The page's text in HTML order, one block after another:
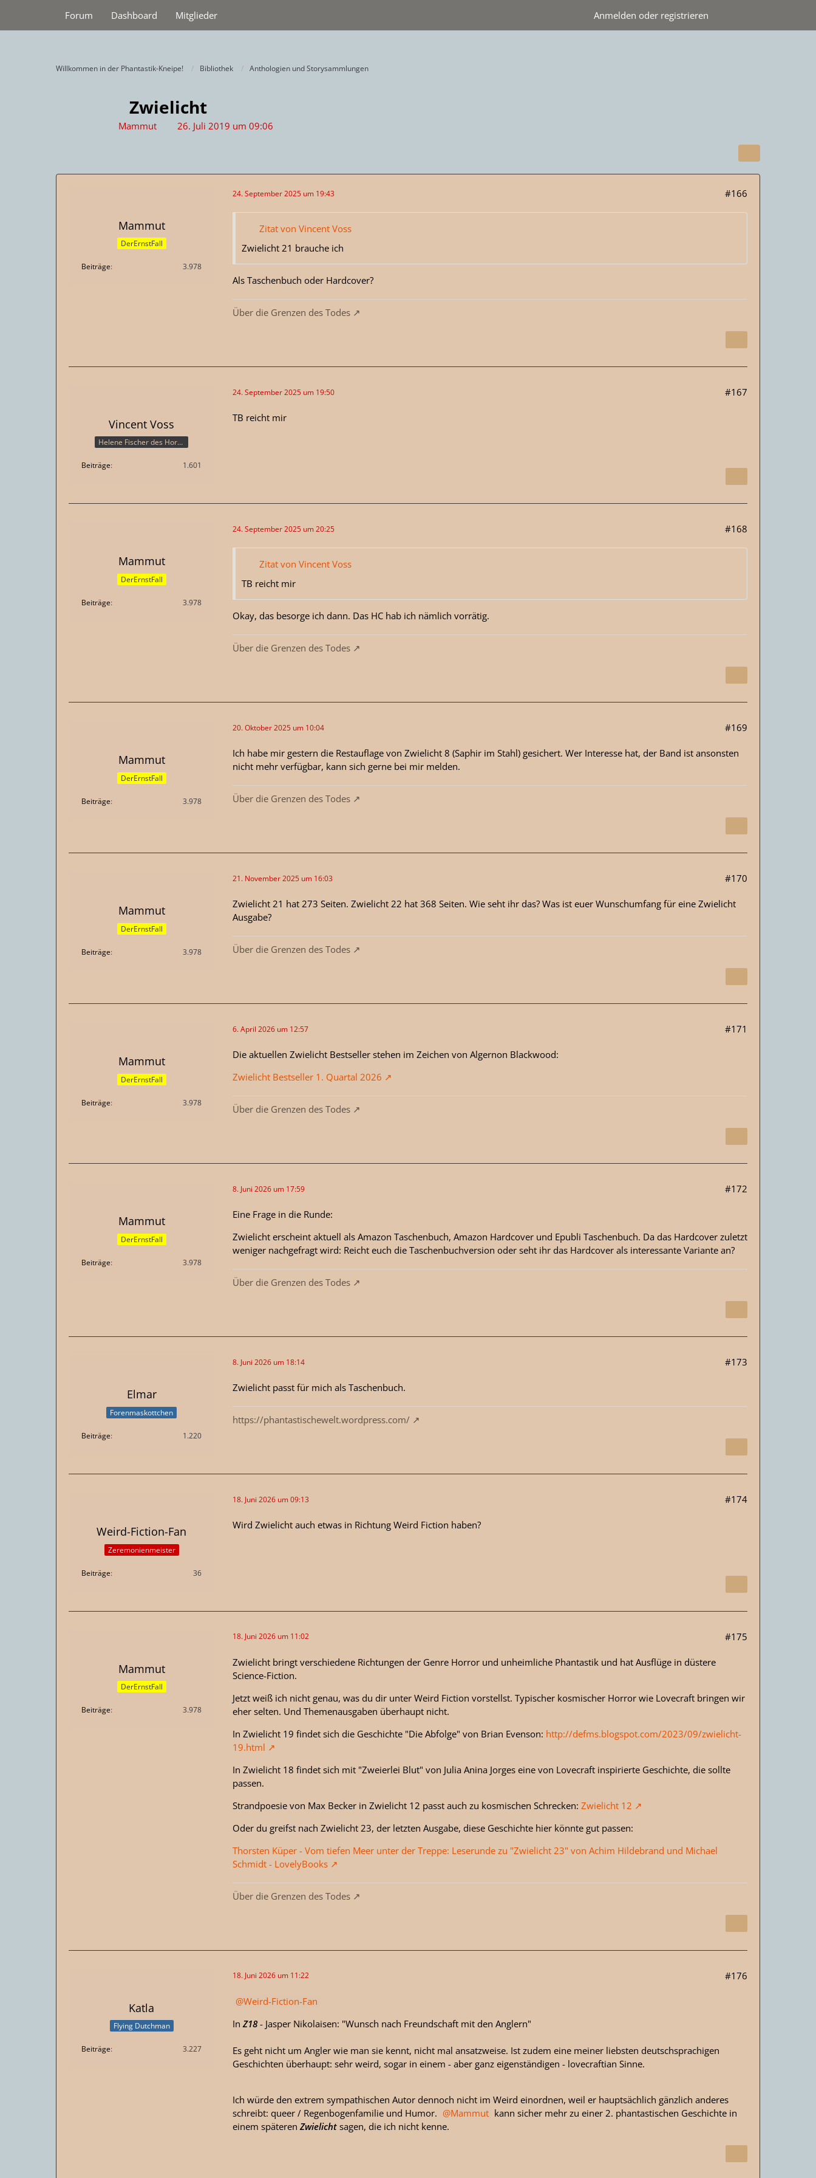
Forum Dashboard Mitglieder Anmelden oder registrieren
Willkommen in der Phantastik-Kneipe! Bibliothek Anthologien und Storysammlungen
Zwielicht
Mammut 26. Juli 2019 um 09:06
Mammut
DerErnstFall
Beiträge 3.978
24. September 2025 um 19:43 #166
Zitat von Vincent Voss
Zwielicht 21 brauche ich
Als Taschenbuch oder Hardcover?
Über die Grenzen des Todes
Vincent Voss
Helene Fischer des Horrors
Beiträge 1.601
24. September 2025 um 19:50 #167
TB reicht mir
Mammut
DerErnstFall
Beiträge 3.978
24. September 2025 um 20:25 #168
Zitat von Vincent Voss
TB reicht mir
Okay, das besorge ich dann. Das HC hab ich nämlich vorrätig.
Über die Grenzen des Todes
Mammut
DerErnstFall
Beiträge 3.978
20. Oktober 2025 um 10:04 #169
Ich habe mir gestern die Restauflage von Zwielicht 8 (Saphir im Stahl) gesichert. Wer Interesse hat, der Band ist ansonsten
nicht mehr verfügbar, kann sich gerne bei mir melden.
Über die Grenzen des Todes
Mammut
DerErnstFall
Beiträge 3.978
21. November 2025 um 16:03 #170
Zwielicht 21 hat 273 Seiten. Zwielicht 22 hat 368 Seiten. Wie seht ihr das? Was ist euer Wunschumfang für eine Zwielicht
Ausgabe?
Über die Grenzen des Todes
Mammut
DerErnstFall
Beiträge 3.978
6. April 2026 um 12:57 #171
Die aktuellen Zwielicht Bestseller stehen im Zeichen von Algernon Blackwood:
Zwielicht Bestseller 1. Quartal 2026
Über die Grenzen des Todes
Mammut
DerErnstFall
Beiträge 3.978
8. Juni 2026 um 17:59 #172
Eine Frage in die Runde:
Zwielicht erscheint aktuell als Amazon Taschenbuch, Amazon Hardcover und Epubli Taschenbuch. Da das Hardcover zuletzt
weniger nachgefragt wird: Reicht euch die Taschenbuchversion oder seht ihr das Hardcover als interessante Variante an?
Über die Grenzen des Todes
Elmar
Forenmaskottchen
Beiträge 1.220
8. Juni 2026 um 18:14 #173
Zwielicht passt für mich als Taschenbuch.
https://phantastischewelt.wordpress.com/
Weird-Fiction-Fan
Zeremonienmeister
Beiträge 36
18. Juni 2026 um 09:13 #174
Wird Zwielicht auch etwas in Richtung Weird Fiction haben?
Mammut
DerErnstFall
Beiträge 3.978
18. Juni 2026 um 11:02 #175
Zwielicht bringt verschiedene Richtungen der Genre Horror und unheimliche Phantastik und hat Ausflüge in düstere
Science-Fiction.
Jetzt weiß ich nicht genau, was du dir unter Weird Fiction vorstellst. Typischer kosmischer Horror wie Lovecraft bringen wir
eher selten. Und Themenausgaben überhaupt nicht.
In Zwielicht 19 findet sich die Geschichte "Die Abfolge" von Brian Evenson: http://defms.blogspot.com/2023/09/zwielicht-
19.html
In Zwielicht 18 findet sich mit "Zweierlei Blut" von Julia Anina Jorges eine von Lovecraft inspirierte Geschichte, die sollte
passen.
Strandpoesie von Max Becker in Zwielicht 12 passt auch zu kosmischen Schrecken: Zwielicht 12
Oder du greifst nach Zwielicht 23, der letzten Ausgabe, diese Geschichte hier könnte gut passen:
Thorsten Küper - Vom tiefen Meer unter der Treppe: Leserunde zu "Zwielicht 23" von Achim Hildebrand und Michael
Schmidt - LovelyBooks
Über die Grenzen des Todes
Katla
Flying Dutchman
Beiträge 3.227
18. Juni 2026 um 11:22 #176
Weird-Fiction-Fan
In Z18- Jasper Nikolaisen: "Wunsch nach Freundschaft mit den Anglern"
Es geht nicht um Angler wie man sie kennt, nicht mal ansatzweise. Ist zudem eine meiner liebsten deutschsprachigen
Geschichten überhaupt: sehr weird, sogar in einem - aber ganz eigenständigen - lovecraftian Sinne.
Ich würde den extrem sympathischen Autor dennoch nicht im Weird einordnen, weil er hauptsächlich gänzlich anderes
schreibt: queer / Regenbogenfamilie und Humor.
Mammut kann sicher mehr zu einer 2. phantastischen Geschichte in
einem späteren Zwielicht sagen, die ich nicht kenne.